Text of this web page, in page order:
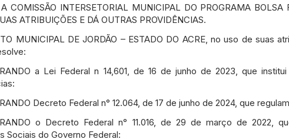
COMISSÃO INTERSETORIAL MUNICIPAL DO PROGRAMA BOLSA
ATRIBUIÇÕES E DÁ OUTRAS PROVIDÊNCIAS.
MUNICIPAL DE JORDÃO – ESTADO DO ACRE, no uso de suas
a Lei Federal n 14,601, de 16 de junho de 2023, que
Decreto Federal n° 12.064, de 17 de junho de 2024, que
o Decreto Federal n° 11.016, de 29 de março de 2022,
Sociais do Governo Federal: